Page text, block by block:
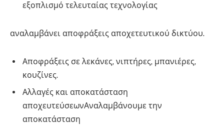
εξοπλισμό τελευταίας τεχνολογίας
αναλαμβάνει αποφράξεις αποχετευτικού δικτύου.
Αποφράξεις σε λεκάνες, νιπτήρες, μπανιέρες,
κουζίνες.
Αλλαγές και αποκατάσταση
αποχευτεύσεωνΑναλαμβάνουμε την
αποκατάσταση